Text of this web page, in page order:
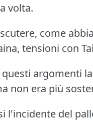
volta.
come
tensioni con
questi argomenti
non era più
l'incidente del